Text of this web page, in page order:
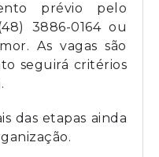
prévio pelo
3886-0164 ou
As vagas são
seguirá critérios
das etapas ainda